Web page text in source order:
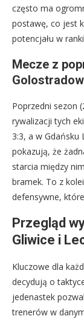
często ma
postawę, co jest
potencjału w
Mecze z
Poprzedni sezon
rywalizacji tych
3:3, a w Gdańsku
pokazują, że
starcia między
bramek. To z
defensywne,
Przegląd
Gliwice i
Kluczowe dla
decydują o
jedenastek
trenerów w